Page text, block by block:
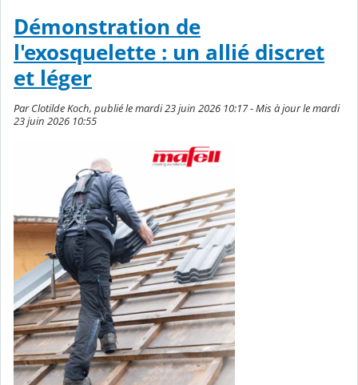
Démonstration de
l'exosquelette : un allié discret
et léger
Par Clotilde Koch, publié le mardi 23 juin 2026 10:17 - Mis à jour le mardi
23 juin 2026 10:55